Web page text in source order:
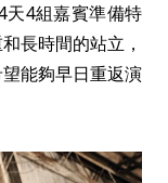
天4組嘉賓準備特
長時間的站立，
能夠早日重返演